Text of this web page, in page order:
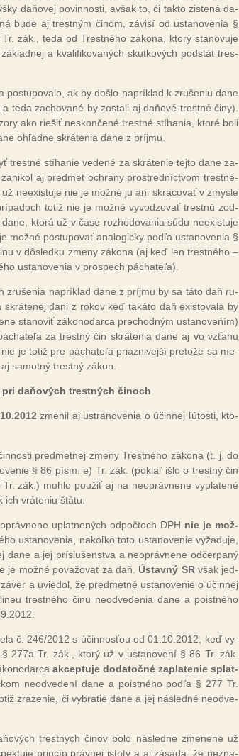
da­ňo­vej po­vin­nos­ti, av­šak to, či tak­to zis­te­ná da­
bu­de aj tres­tným či­nom, zá­vi­sí od us­ta­no­ve­nia §
zák., te­da od Tres­tné­ho zá­ko­na, kto­rý sta­no­vu­je
a kva­li­fi­ko­va­ných skut­ko­vých pod­stát tres­
ak by doš­lo nap­rík­lad k zru­še­niu da­ne
te­da za­cho­va­né by zos­ta­li aj da­ňo­vé tres­tné či­ny).
ako rie­šiť nes­kon­če­né tres­tné stí­ha­nia, kto­ré bo­li
oh­ľad­ne skrá­te­nia da­ne z príj­mu.
tres­tné stí­ha­nie ve­de­né za skrá­te­nie tej­to da­ne za­
aj pred­met ochra­ny pros­tred­níc­tvom tres­tné­
neexis­tu­je nie je mož­né ju ani skra­co­vať v zmys­le
to­tiž nie je mož­né vy­vo­dzo­vať tres­tnú zod­
kto­rá už v ča­se roz­ho­do­va­nia sú­du neexis­tu­je
mož­né pos­tu­po­vať ana­lo­gic­ky pod­ľa us­ta­no­ve­nia §
v dôs­led­ku zme­ny zá­ko­na (aj keď len tres­tné­ho –
us­ta­no­ve­nia v pros­pech pá­cha­te­ľa).
zru­še­nia nap­rík­lad da­ne z príj­mu by sa tá­to daň ru­
da­ni z ro­kov keď ta­ká­to daň exis­to­va­la by
sta­no­viť zá­ko­no­dar­ca pre­chod­ným us­ta­no­veńím)
za trest­ný čin skrá­te­nia da­ne aj vo vzťa­hu
je to­tiž pre pá­cha­te­ľa priaz­ni­vej­ší pre­to­že sa me­
sa­mot­ný trest­ný zá­kon.
da­ňo­vých tres­tných či­noch
zme­nil aj us­tra­no­ve­nia o účin­nej ľú­tos­ti, kto­
pred­met­nej zme­ny Tres­tné­ho zá­ko­na (t. j. do
§ 86 písm. e) Tr. zák. (po­kiaľ iš­lo o trest­ný čin
zák.) moh­lo pou­žiť aj na neop­ráv­ne­ne vy­pla­te­né
vrá­te­niu štá­tu.
up­lat­ne­ných od­poč­toch DPH nie je mož­
us­ta­no­ve­nia, na­koľ­ko to­to us­ta­no­ve­nie vy­ža­du­je,
da­ne a jej prís­lu­šen­stva a neop­ráv­ne­ne od­čer­pa­ný
je mož­né po­va­žo­vať za daň. Ústav­ný SRvšak jed­
a uvie­dol, že pred­met­né us­ta­no­ve­nie o účin­nej
tres­tné­ho či­nu neod­ve­de­nia da­ne a pois­tné­ho
č. 246/2012 s účin­nos­ťou od 01.10.2012, keď vy­
277a Tr. zák., kto­rý už v us­ta­no­ve­ní § 86 Tr. zák.
ak­cep­tu­je do­da­toč­né za­pla­te­nie splat­
neod­ve­de­ní da­ne a pois­tné­ho pod­ľa § 277 Tr.
zra­ze­nie, či vy­bra­tie da­ne a jej nás­led­né neod­ve­
tres­tných či­nov bo­lo nás­led­ne zme­ne­né už
prin­cíp práv­nej is­to­ty a aj zá­sa­da, že nez­na­